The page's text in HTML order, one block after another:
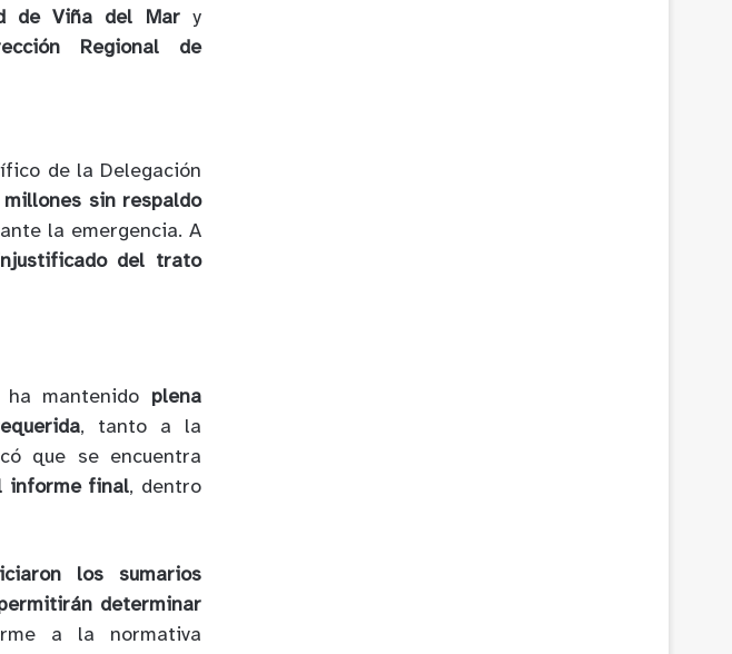
de Viña del Mary
Regional de
de la Delegación
sin respaldo
la emergencia. A
del trato
mantenido plena
, tanto a la
que se encuentra
informe final, dentro
los sumarios
determinar
a la normativa